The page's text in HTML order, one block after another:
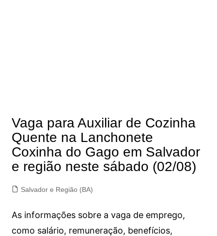
Vaga para Auxiliar de Cozinha
Quente na Lanchonete
Coxinha do Gago em Salvador
e região neste sábado (02/08)
Salvador e Região (BA)
As informações sobre a vaga de emprego,
como salário, remuneração, benefícios,